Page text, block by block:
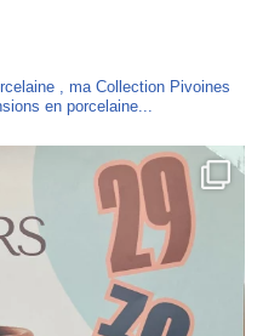
, ma Collection Pivoines
en porcelaine...